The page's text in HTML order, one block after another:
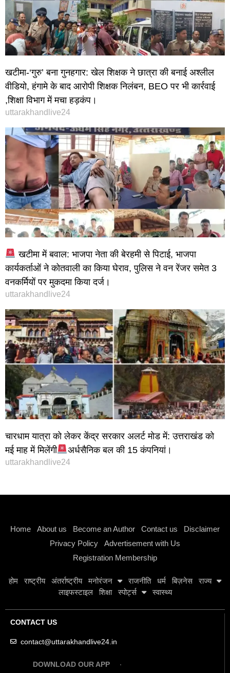
खटीमा-‘गुरु’ बना गुनहगार: खेल शिक्षक ने छात्रा की बनाई अश्लील
वीडियो, हंगामे के बाद आरोपी शिक्षक निलंबन, BEO पर भी कार्रवाई
,शिक्षा विभाग में मचा हड़कंप।
uttarakhandlive24
खटीमा में बवाल: भाजपा नेता की बेरहमी से पिटाई, भाजपा
कार्यकर्ताओं ने कोतवाली का किया घेराव, पुलिस ने वन रेंजर समेत 3
वनकर्मियों पर मुकदमा किया दर्ज।
uttarakhandlive24
चारधाम यात्रा को लेकर केंद्र सरकार अलर्ट मोड में: उत्तराखंड को
मई माह में मिलेंगी
अर्धसैनिक बल की 15 कंपनियां।
uttarakhandlive24
Home About us Become an Author Contact us
Disclaimer
Privacy Policy
Advertisement with Us
Registration Membership
होम राष्ट्रीय अंतर्राष्ट्रीय मनोरंजन राजनीति धर्म बिज़नेस
राज्य
लाइफस्टाइल
शिक्षा स्पोर्ट्स स्वास्थ्य
CONTACT US
contact@uttarakhandlive24.in
DOWNLOAD OUR APP